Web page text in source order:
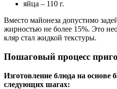
яйца – 110 г.
Вместо майонеза допустимо
жирностью не более 15%. Это
кляр стал жидкой текстуры.
Пошаговый процесс
Изготовление блюда на основе
следующих шагах: